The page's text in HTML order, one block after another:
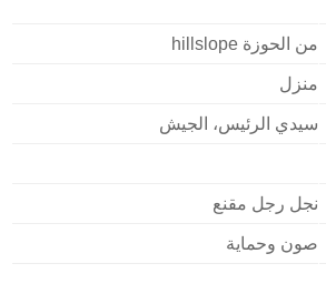
من الحوزة hillslope
منزل
سيدي الرئيس، الجيش
نجل رجل مقنع
صون وحماية